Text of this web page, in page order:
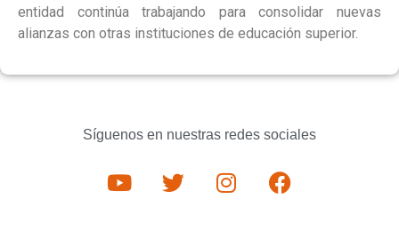
entidad continúa trabajando para consolidar nuevas
alianzas con otras instituciones de educación superior.
Síguenos en nuestras redes sociales